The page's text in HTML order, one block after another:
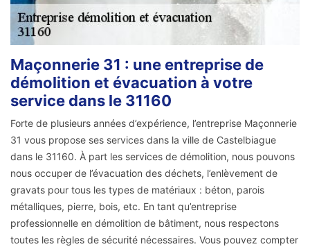
Maçonnerie 31 : une entreprise de
démolition et évacuation à votre
service dans le 31160
Forte de plusieurs années d’expérience, l’entreprise Maçonnerie
31 vous propose ses services dans la ville de Castelbiague
dans le 31160. À part les services de démolition, nous pouvons
nous occuper de l’évacuation des déchets, l’enlèvement de
gravats pour tous les types de matériaux : béton, parois
métalliques, pierre, bois, etc. En tant qu’entreprise
professionnelle en démolition de bâtiment, nous respectons
toutes les règles de sécurité nécessaires. Vous pouvez compter